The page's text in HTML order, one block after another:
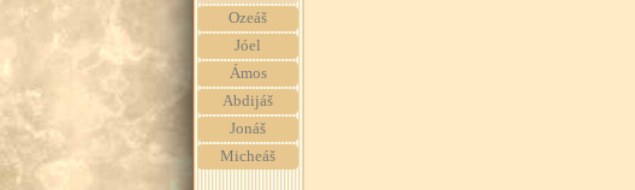
Ozeáš
Jóel
Ámos
Abdijáš
Jonáš
Micheáš